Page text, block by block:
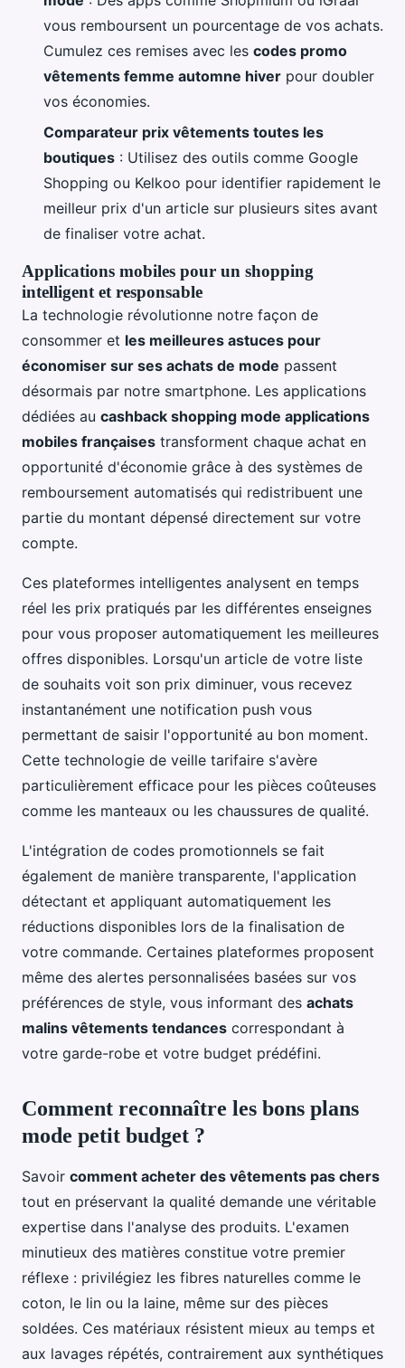
vous remboursent un pourcentage de vos achats.
Cumulez ces remises avec les codes promo
vêtements femme automne hiver pour doubler
vos économies.
Comparateur prix vêtements toutes les
boutiques : Utilisez des outils comme Google
Shopping ou Kelkoo pour identifier rapidement le
meilleur prix d'un article sur plusieurs sites avant
de finaliser votre achat.
Applications mobiles pour un shopping
intelligent et responsable
La technologie révolutionne notre façon de
consommer et les meilleures astuces pour
économiser sur ses achats de mode passent
désormais par notre smartphone. Les applications
dédiées au cashback shopping mode applications
mobiles françaises transforment chaque achat en
opportunité d'économie grâce à des systèmes de
remboursement automatisés qui redistribuent une
partie du montant dépensé directement sur votre
compte.
Ces plateformes intelligentes analysent en temps
réel les prix pratiqués par les différentes enseignes
pour vous proposer automatiquement les meilleures
offres disponibles. Lorsqu'un article de votre liste
de souhaits voit son prix diminuer, vous recevez
instantanément une notification push vous
permettant de saisir l'opportunité au bon moment.
Cette technologie de veille tarifaire s'avère
particulièrement efficace pour les pièces coûteuses
comme les manteaux ou les chaussures de qualité.
L'intégration de codes promotionnels se fait
également de manière transparente, l'application
détectant et appliquant automatiquement les
réductions disponibles lors de la finalisation de
votre commande. Certaines plateformes proposent
même des alertes personnalisées basées sur vos
préférences de style, vous informant des achats
malins vêtements tendances correspondant à
votre garde-robe et votre budget prédéfini.
Comment reconnaître les bons plans
mode petit budget ?
Savoir comment acheter des vêtements pas chers
tout en préservant la qualité demande une véritable
expertise dans l'analyse des produits. L'examen
minutieux des matières constitue votre premier
réflexe : privilégiez les fibres naturelles comme le
coton, le lin ou la laine, même sur des pièces
soldées. Ces matériaux résistent mieux au temps et
aux lavages répétés, contrairement aux synthétiques